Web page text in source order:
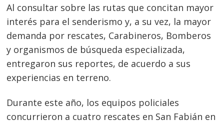
Al consultar sobre las rutas que concitan mayor
interés para el senderismo y, a su vez, la mayor
demanda por rescates, Carabineros, Bomberos
y organismos de búsqueda especializada,
entregaron sus reportes, de acuerdo a sus
experiencias en terreno.
Durante este año, los equipos policiales
concurrieron a cuatro rescates en San Fabián en